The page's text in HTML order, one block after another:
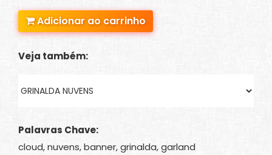
Adicionar ao carrinho
Veja também:
Palavras Chave:
cloud, nuvens, banner, grinalda, garland